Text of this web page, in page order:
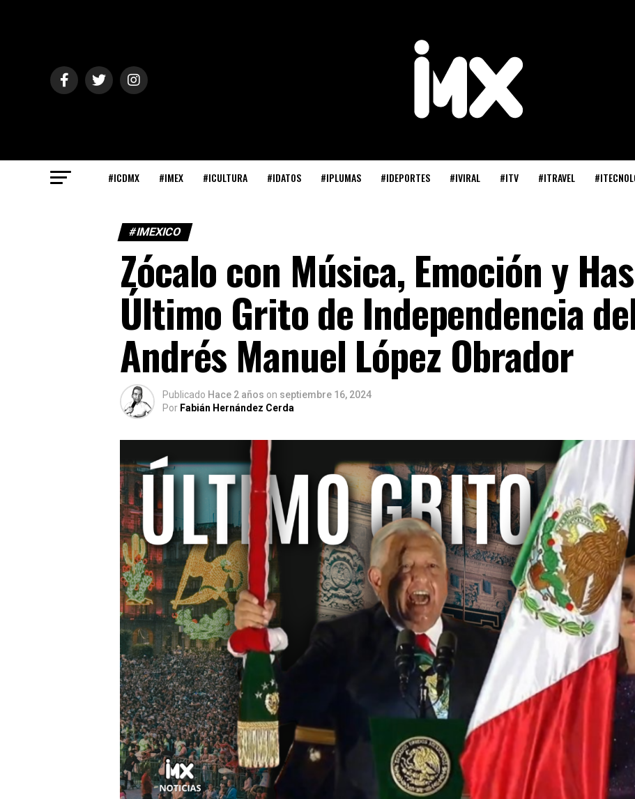
#ICDMX #IMEX #ICULTURA #IDATOS #IPLUMAS #IDEPORTES #IVIRAL #ITV #ITRAVEL
#IMEXICO
Zócalo con Música, Emoción y
Último Grito de Independencia
Andrés Manuel López Obrador
Publicado Hace 2 años on septiembre 16, 2024
Por Fabián Hernández Cerda